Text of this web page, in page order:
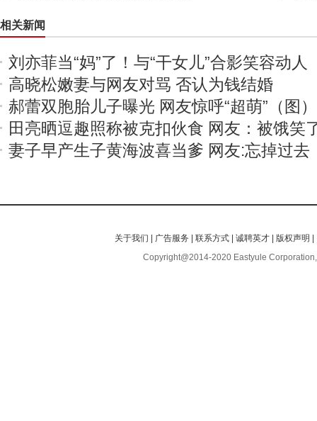
相关新闻
刘亦菲当“妈”了！与“干女儿”合影笑容动人
高晓松嫩妻与网友对骂 否认为钱结婚
郝蕾双胞胎儿子曝光 网友惊呼“超萌”（图）
田亮晒逗趣照称被克扣伙食 网友：被饿笑
妻子早产生子黄海波喜当爹 网友:忘掉过去
关于我们 广告服务 |联系方式 |诚聘英才 版权声明
Copyright@2014-2020 Eastyule